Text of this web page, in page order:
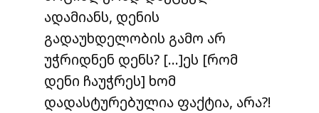
ადამიანს, დენის
გადაუხდელობის გამო არ
უჭრიდნენ დენს? […]ეს [რომ
დენი ჩაუჭრეს] ხომ
დადასტურებულია ფაქტია, არა?!